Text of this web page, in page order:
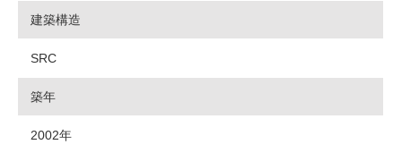
建築構造
SRC
築年
2002年